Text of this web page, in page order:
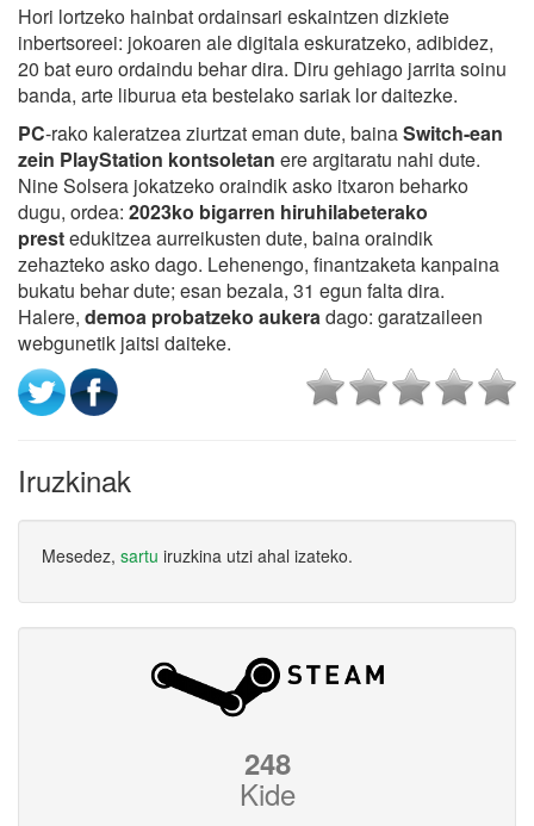
Hori lortzeko hainbat ordainsari eskaintzen dizkiete
inbertsoreei: jokoaren ale digitala eskuratzeko, adibidez,
20 bat euro ordaindu behar dira. Diru gehiago jarrita soinu
banda, arte liburua eta bestelako sariak lor daitezke.
PC-rako kaleratzea ziurtzat eman dute, bainaSwitch-ean
zein PlayStation kontsoletan ere argitaratu nahi dute.
Nine Solsera jokatzeko oraindik asko itxaron beharko
dugu, ordea: 2023ko bigarren hiruhilabeterako
prestedukitzea aurreikusten dute, baina oraindik
zehazteko asko dago. Lehenengo, finantzaketa kanpaina
bukatu behar dute; esan bezala, 31 egun falta dira.
Halere, demoa probatzeko aukera dago: garatzaileen
webgunetik jaitsi daiteke.
Iruzkinak
Mesedez, sartu iruzkina utzi ahal izateko.
248
Kide